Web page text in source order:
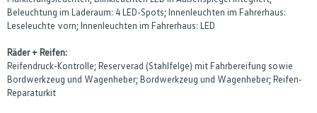
Beleuchtung im Laderaum: 4 LED-Spots; Innenleuchten im Fahrerhaus:
Leseleuchte vorn; Innenleuchten im Fahrerhaus: LED
Räder + Reifen:
Reifendruck-Kontrolle; Reserverad (Stahlfelge) mit Fahrbereifung sowie
Bordwerkzeug und Wagenheber; Bordwerkzeug und Wagenheber; Reifen-
Reparaturkit